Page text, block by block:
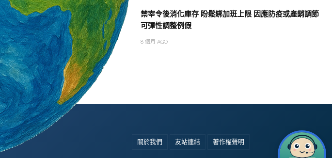
禁宰令後消化庫存 盼鬆綁加班上限 因應防疫或產銷調節
可彈性調整例假
8 個月 AGO
關於我們 友站連結 著作權聲明